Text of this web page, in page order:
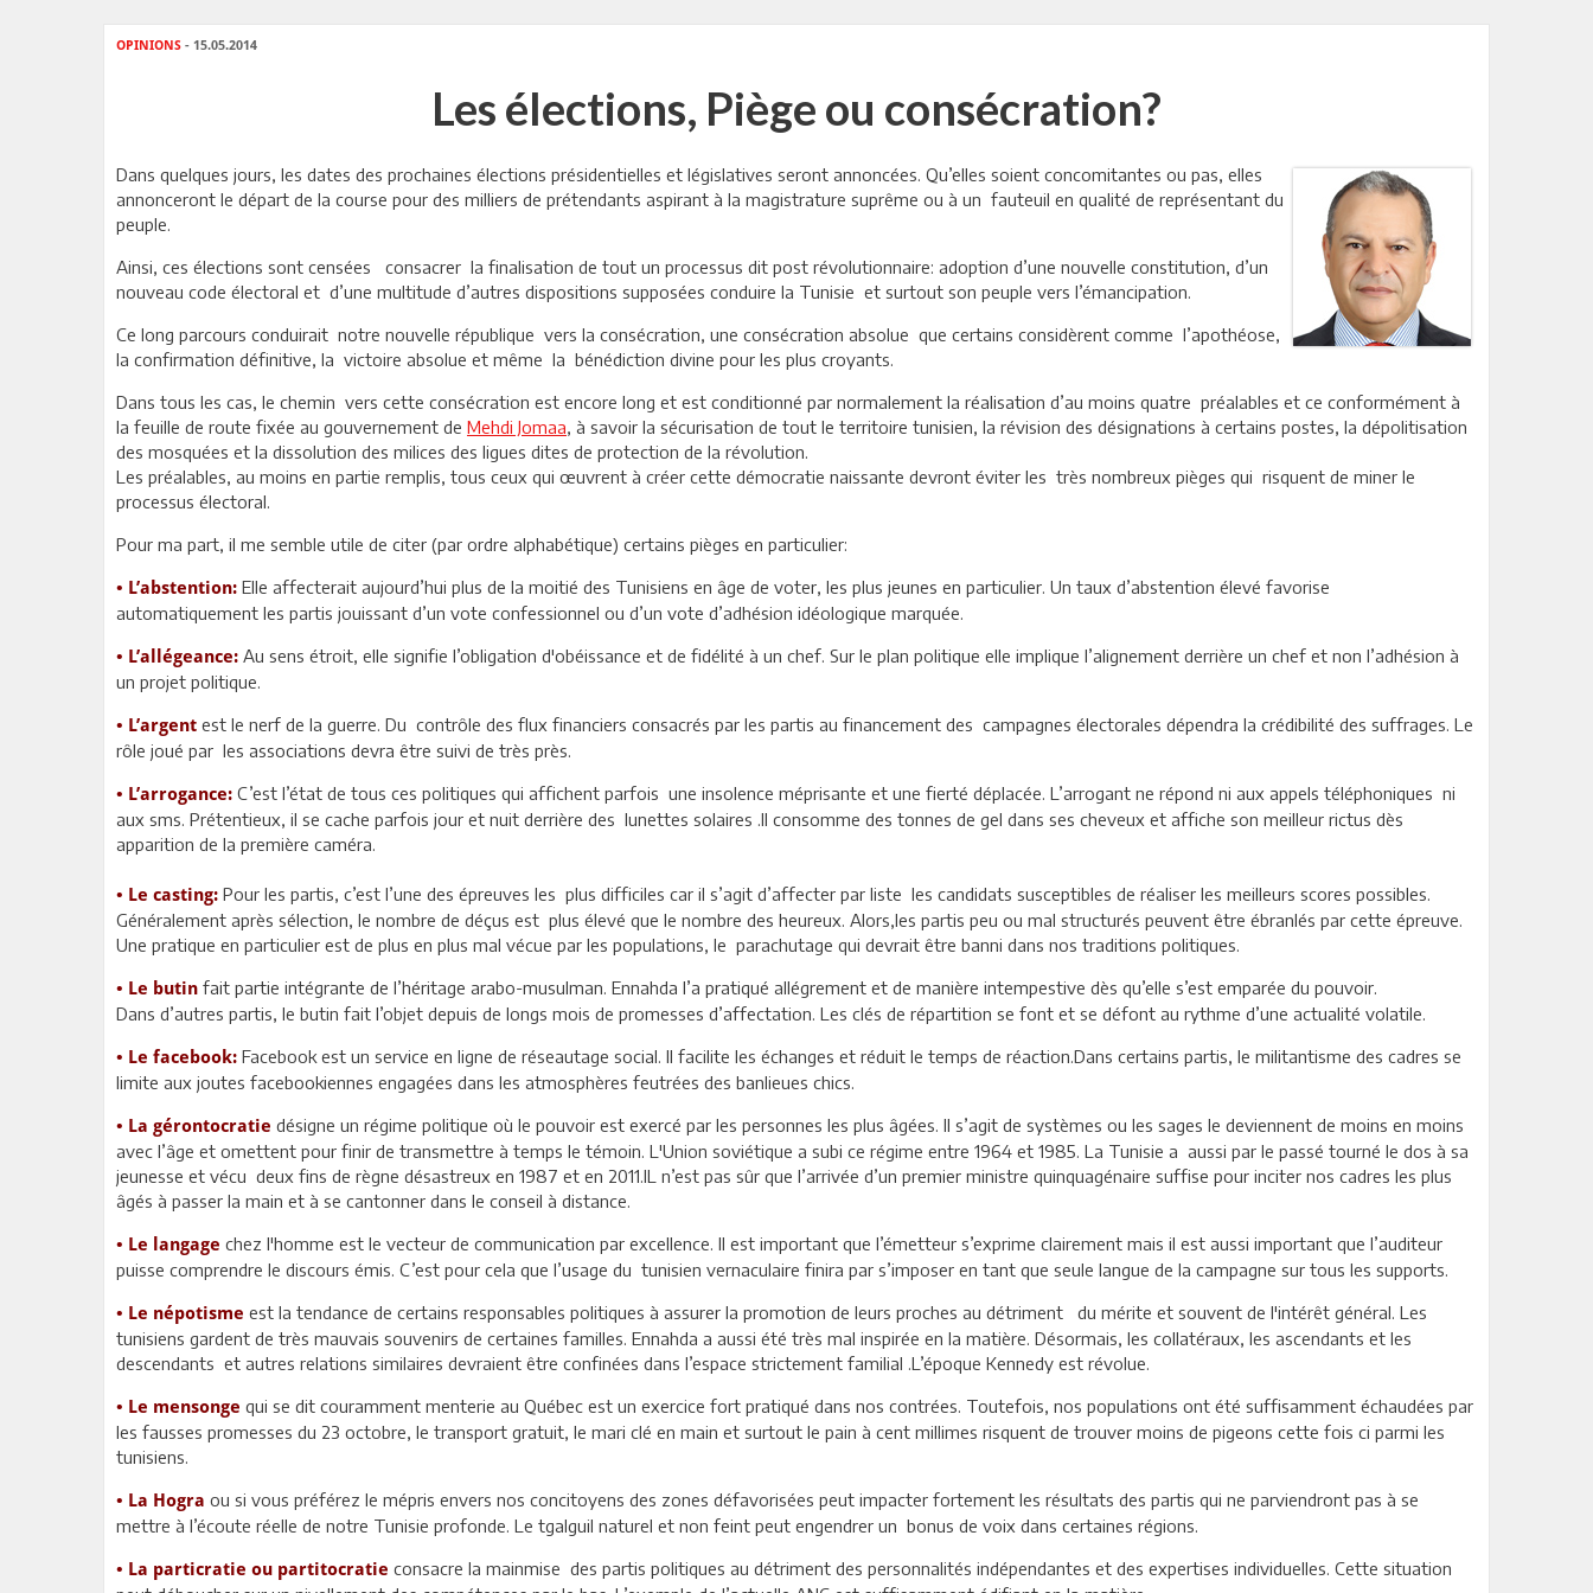
OPINIONS - 15.05.2014
Les élections, Piège ou consécration?
Dans quelques jours, les dates des prochaines élections présidentielles et législatives seront annoncées. Qu’elles soient concomitantes ou pas, elles
annonceront le départ de la course pour des milliers de prétendants aspirant à la magistrature suprême ou à un fauteuil en qualité de représentant du
peuple.
Ainsi, ces élections sont censées consacrer la finalisation de tout un processus dit post révolutionnaire: adoption d’une nouvelle constitution, d’un
nouveau code électoral et d’une multitude d’autres dispositions supposées conduire la Tunisie et surtout son peuple vers l’émancipation.
Ce long parcours conduirait notre nouvelle république vers la consécration, une consécration absolue que certains considèrent comme l’apothéose,
la confirmation définitive, la victoire absolue et même la bénédiction divine pour les plus croyants.
Dans tous les cas, le chemin vers cette consécration est encore long et est conditionné par normalement la réalisation d’au moins quatre préalables et ce conformément à
la feuille de route fixée au gouvernement de Mehdi Jomaa, à savoir la sécurisation de tout le territoire tunisien, la révision des désignations à certains postes, la dépolitisation
des mosquées et la dissolution des milices des ligues dites de protection de la révolution.
Les préalables, au moins en partie remplis, tous ceux qui œuvrent à créer cette démocratie naissante devront éviter les très nombreux pièges qui risquent de miner le
processus électoral.
Pour ma part, il me semble utile de citer (par ordre alphabétique) certains pièges en particulier:
• L’abstention: Elle affecterait aujourd’hui plus de la moitié des Tunisiens en âge de voter, les plus jeunes en particulier. Un taux d’abstention élevé favorise
automatiquement les partis jouissant d’un vote confessionnel ou d’un vote d’adhésion idéologique marquée.
• L’allégeance: Au sens étroit, elle signifie l’obligation d'obéissance et de fidélité à un chef. Sur le plan politique elle implique l’alignement derrière un chef et non l’adhésion à
un projet politique.
• L’argent est le nerf de la guerre. Du contrôle des flux financiers consacrés par les partis au financement des campagnes électorales dépendra la crédibilité des suffrages. Le
rôle joué par les associations devra être suivi de très près.
• L’arrogance: C’est l’état de tous ces politiques qui affichent parfois une insolence méprisante et une fierté déplacée. L’arrogant ne répond ni aux appels téléphoniques ni
aux sms. Prétentieux, il se cache parfois jour et nuit derrière des lunettes solaires .Il consomme des tonnes de gel dans ses cheveux et affiche son meilleur rictus dès
apparition de la première caméra.
• Le casting: Pour les partis, c’est l’une des épreuves les plus difficiles car il s’agit d’affecter par liste les candidats susceptibles de réaliser les meilleurs scores possibles.
Généralement après sélection, le nombre de déçus est plus élevé que le nombre des heureux. Alors,les partis peu ou mal structurés peuvent être ébranlés par cette épreuve.
Une pratique en particulier est de plus en plus mal vécue par les populations, le parachutage qui devrait être banni dans nos traditions politiques.
• Le butin fait partie intégrante de l’héritage arabo-musulman. Ennahda l’a pratiqué allégrement et de manière intempestive dès qu’elle s’est emparée du pouvoir.
Dans d’autres partis, le butin fait l’objet depuis de longs mois de promesses d’affectation. Les clés de répartition se font et se défont au rythme d’une actualité volatile.
• Le facebook: Facebook est un service en ligne de réseautage social. Il facilite les échanges et réduit le temps de réaction.Dans certains partis, le militantisme des cadres se
limite aux joutes facebookiennes engagées dans les atmosphères feutrées des banlieues chics.
• La gérontocratie désigne un régime politique où le pouvoir est exercé par les personnes les plus âgées. Il s’agit de systèmes ou les sages le deviennent de moins en moins
avec l’âge et omettent pour finir de transmettre à temps le témoin. L'Union soviétique a subi ce régime entre 1964 et 1985. La Tunisie a aussi par le passé tourné le dos à sa
jeunesse et vécu deux fins de règne désastreux en 1987 et en 2011.IL n’est pas sûr que l’arrivée d’un premier ministre quinquagénaire suffise pour inciter nos cadres les plus
âgés à passer la main et à se cantonner dans le conseil à distance.
• Le langage chez l'homme est le vecteur de communication par excellence. Il est important que l’émetteur s’exprime clairement mais il est aussi important que l’auditeur
puisse comprendre le discours émis. C’est pour cela que l’usage du tunisien vernaculaire finira par s’imposer en tant que seule langue de la campagne sur tous les supports.
• Le népotisme est la tendance de certains responsables politiques à assurer la promotion de leurs proches au détriment du mérite et souvent de l'intérêt général. Les
tunisiens gardent de très mauvais souvenirs de certaines familles. Ennahda a aussi été très mal inspirée en la matière. Désormais, les collatéraux, les ascendants et les
descendants et autres relations similaires devraient être confinées dans l’espace strictement familial .L’époque Kennedy est révolue.
• Le mensonge qui se dit couramment menterie au Québec est un exercice fort pratiqué dans nos contrées. Toutefois, nos populations ont été suffisamment échaudées par
les fausses promesses du 23 octobre, le transport gratuit, le mari clé en main et surtout le pain à cent millimes risquent de trouver moins de pigeons cette fois ci parmi les
tunisiens.
• La Hogra ou si vous préférez le mépris envers nos concitoyens des zones défavorisées peut impacter fortement les résultats des partis qui ne parviendront pas à se
mettre à l’écoute réelle de notre Tunisie profonde. Le tgalguil naturel et non feint peut engendrer un bonus de voix dans certaines régions.
• La particratie ou partitocratie consacre la mainmise des partis politiques au détriment des personnalités indépendantes et des expertises individuelles. Cette situation